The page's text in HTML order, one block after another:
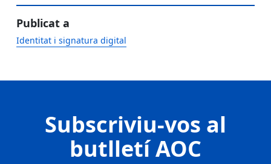
Publicat a
Identitat i signatura digital
Subscriviu-vos al
butlletí AOC